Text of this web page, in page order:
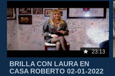
23:13
BRILLA CON LAURA EN
CASA ROBERTO 02-01-2022